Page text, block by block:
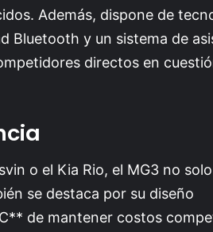
Además, dispone de
Bluetooth y un sistema de
directos en
o el Kia Rio, el MG3 no
se destaca por su diseño
de mantener costos